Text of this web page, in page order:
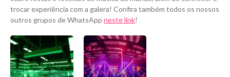
trocar experiência com a galera! Confira também todos os nossos
outros grupos de WhatsApp neste link!